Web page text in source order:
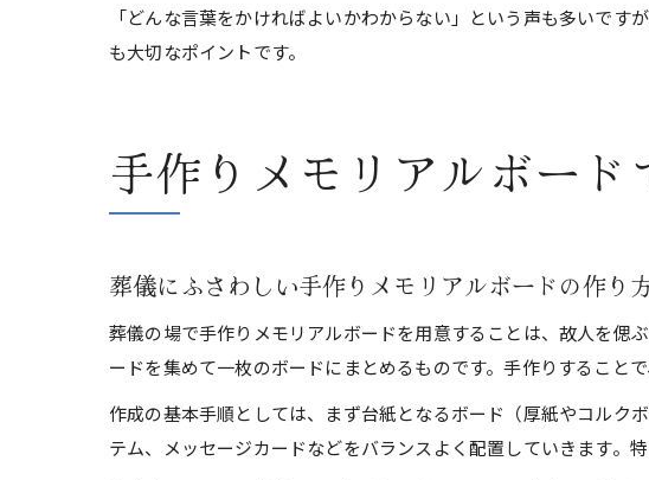
「どんな言葉をかければよいかわからない」という声も多いで
も大切なポイントです。
手作りメモリアルボー
葬儀にふさわしい手作りメモリアルボードの作り
葬儀の場で手作りメモリアルボードを用意することは、故人を偲
ードを集めて一枚のボードにまとめるものです。手作りすること
作成の基本手順としては、まず台紙となるボード（厚紙やコルク
テム、メッセージカードなどをバランスよく配置していきます。